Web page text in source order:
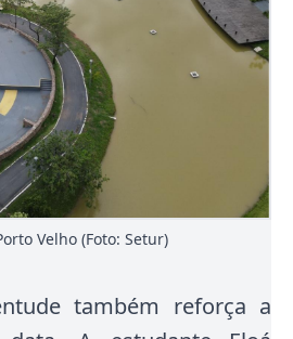
Velho (Foto: Setur)
também reforça a